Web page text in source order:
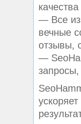
— Все
вечные
отзывы,
—